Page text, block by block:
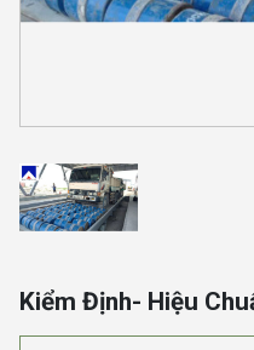
Kiểm Định- Hiệu